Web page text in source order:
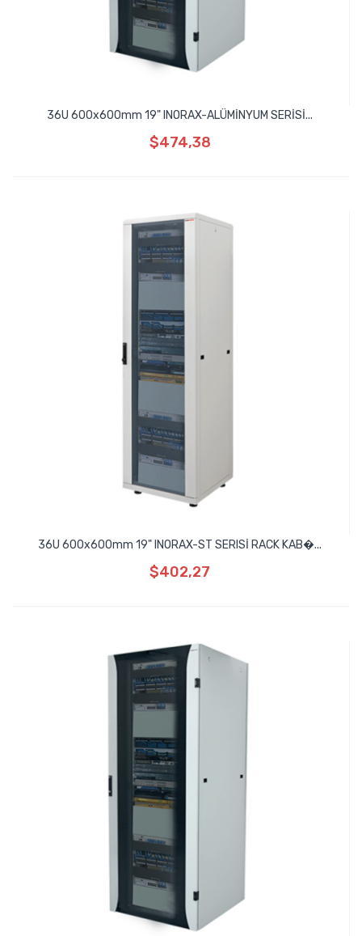
36U 600x600mm 19" INORAX-ALÜMİNYUM SERİSİ...
$474,38
36U 600x600mm 19" INORAX-ST SERISİ RACK KAB�...
$402,27